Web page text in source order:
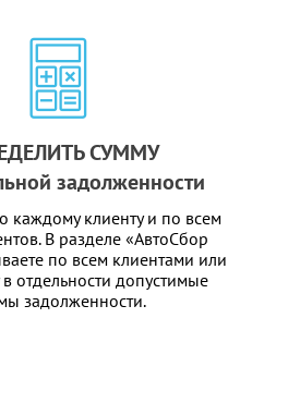
СУММУ
задолженности
каждому клиенту и по всем
В разделе «АвтоСбор
по всем клиентами или
отдельности допустимые
задолженности.